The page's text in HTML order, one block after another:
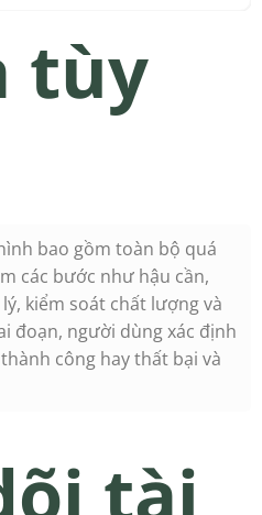
tùy
bao gồm toàn bộ quá
các bước như hậu cần,
kiểm soát chất lượng và
đoạn, người dùng xác định
công hay thất bại và
tài